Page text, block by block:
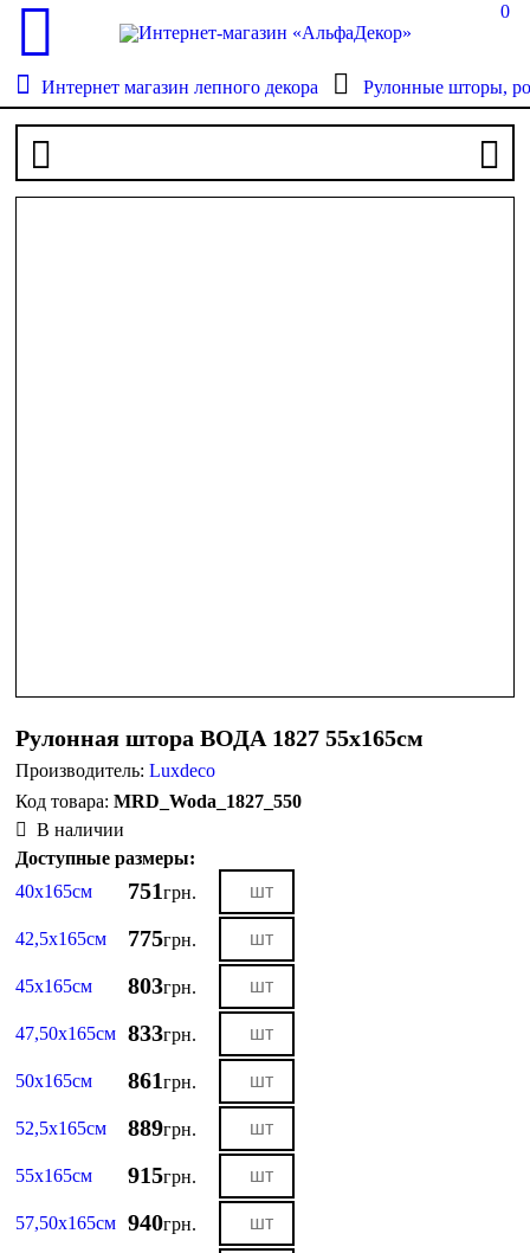
0
Интернет магазин лепного декора Рулонные шторы,
Рулонная штора ВОДА 1827 55х165см
Производитель:Luxdeco
MRD_Woda_1827_550
В наличии
Доступные размеры:
40х165см
751грн.
42,5х165см 775грн.
45х165см 803грн.
47,50х165см 833грн.
50х165см 861грн.
52,5х165см 889грн.
55х165см 915грн.
57,50х165см 940грн.